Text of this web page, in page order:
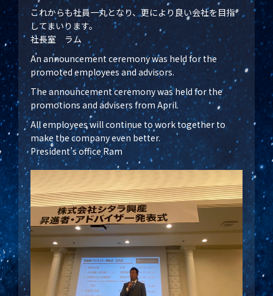
これからも社員一丸となり、更により良い会社を目指
してまいります。
社長室 ラム
An announcement ceremony was held for the
promoted employees and advisors.
The announcement ceremony was held for the
promotions and advisers from April.
All employees will continue to work together to
make the company even better.
President’s office Ram